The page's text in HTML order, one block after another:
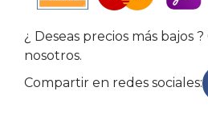
¿ Deseas precios más bajos
nosotros.
Compartir en redes sociales: